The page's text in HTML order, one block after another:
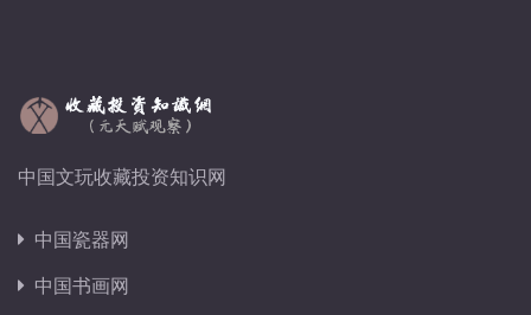
中国文玩收藏投资知识网
中国瓷器网
中国书画网